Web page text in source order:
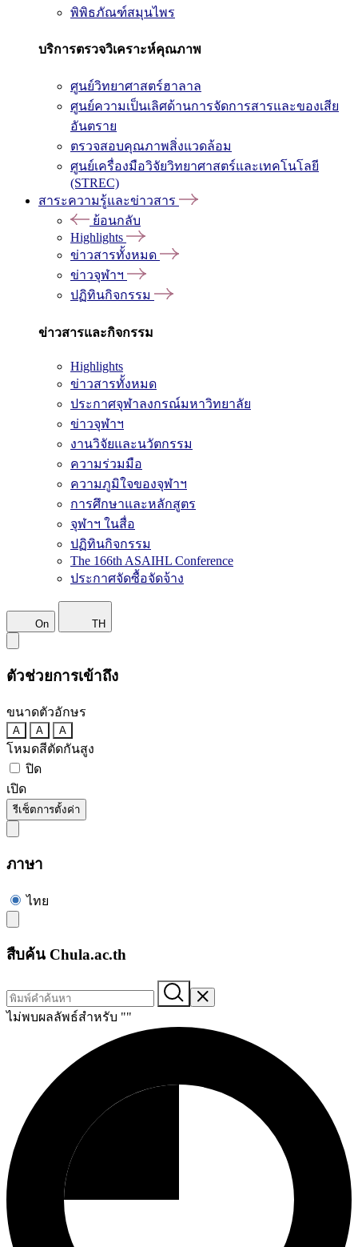
พิพิธภัณฑ์สมุนไพร
บริการตรวจวิเคราะห์คุณภาพ
ศูนย์วิทยาศาสตร์ฮาลาล
ศูนย์ความเป็นเลิศด้านการจัดการสารและของเสีย
อันตราย
ตรวจสอบคุณภาพสิ่งแวดล้อม
ศูนย์เครื่องมือวิจัยวิทยาศาสตร์และเทคโนโลยี
(STREC)
สาระความรู้และข่าวสาร
ย้อนกลับ
Highlights
ข่าวสารทั้งหมด
ข่าวจุฬาฯ
ปฏิทินกิจกรรม
ข่าวสารและกิจกรรม
Highlights
ข่าวสารทั้งหมด
ประกาศจุฬาลงกรณ์มหาวิทยาลัย
ข่าวจุฬาฯ
งานวิจัยและนวัตกรรม
ความร่วมมือ
ความภูมิใจของจุฬาฯ
การศึกษาและหลักสูตร
จุฬาฯ ในสื่อ
ปฏิทินกิจกรรม
The 166th ASAIHL Conference
ประกาศจัดซื้อจัดจ้าง
On TH
ตัวช่วยการเข้าถึง
ขนาดตัวอักษร
A A A
โหมดสีตัดกันสูง
ปิด
เปิด
รีเซ็ตการตั้งค่า
ภาษา
ไทย
สืบค้น Chula.ac.th
ไม่พบผลลัพธ์สำหรับ ""